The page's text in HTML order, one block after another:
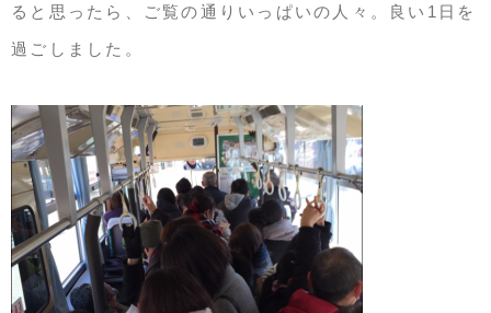
ると思ったら、ご覧の通りいっぱいの人々。良い1日を
過ごしました。